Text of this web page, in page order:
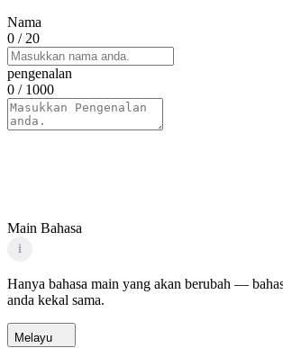
Nama
0 / 20
pengenalan
0 / 1000
Main Bahasa
i
Hanya bahasa main yang akan berubah —
anda kekal sama.
Melayu